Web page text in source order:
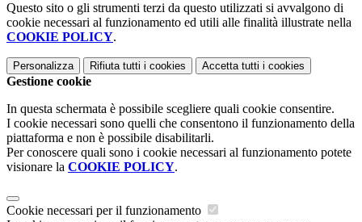
Questo sito o gli strumenti terzi da questo utilizzati si avvalgono di
cookie necessari al funzionamento ed utili alle finalità illustrate nella
COOKIE POLICY.
Personalizza Rifiuta tutti i cookies Accetta tutti i cookies
Gestione cookie
In questa schermata è possibile scegliere quali cookie consentire.
I cookie necessari sono quelli che consentono il funzionamento della
piattaforma e non è possibile disabilitarli.
Per conoscere quali sono i cookie necessari al funzionamento potete
visionare la COOKIE POLICY.
Cookie necessari per il funzionamento